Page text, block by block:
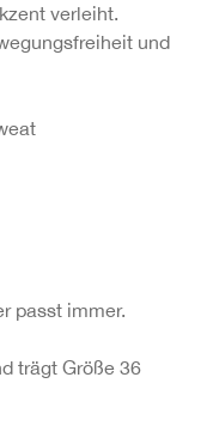
verleiht.
und
passt immer.
trägt Größe 36